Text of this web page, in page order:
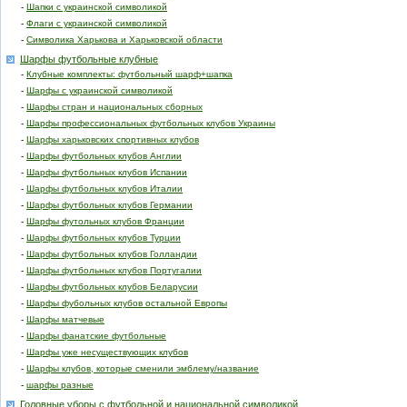
- Шапки с украинской символикой
- Флаги с украинской символикой
- Символика Харькова и Харьковской области
Шарфы футбольные клубные
- Клубные комплекты: футбольный шарф+шапка
- Шарфы с украинской символикой
- Шарфы стран и национальных сборных
- Шарфы профессиональных футбольных клубов Украины
- Шарфы харьковских спортивных клубов
- Шарфы футбольных клубов Англии
- Шарфы футбольных клубов Испании
- Шарфы футбольных клубов Италии
- Шарфы футбольных клубов Германии
- Шарфы футольных клубов Франции
- Шарфы футбольных клубов Турции
- Шарфы футбольных клубов Голландии
- Шарфы футбольных клубов Португалии
- Шарфы футбольных клубов Беларусии
- Шарфы фубольных клубов остальной Европы
- Шарфы матчевые
- Шарфы фанатские футбольные
- Шарфы уже несуществующих клубов
- Шарфы клубов, которые сменили эмблему/название
- шарфы разные
Головные уборы с футбольной и национальной символикой